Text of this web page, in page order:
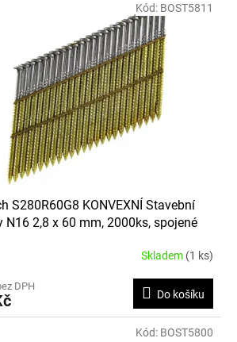
S280R60G8 KONVEXNÍ Stavební
N16 2,8 x 60 mm, 2000ks, spojené
Skladem (1 ks)
DPH
Do košíku
Kód: BOST5811
Kód: BOST5800